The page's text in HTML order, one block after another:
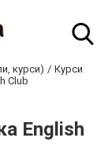
курси)
Курси
Club
English